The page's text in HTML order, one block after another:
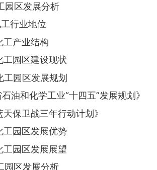
园区发展分析
行业地位
工产业结构
园区建设现状
工园区发展规划
石油和化学工业“十四五”发展规划》
天保卫战三年行动计划》
工园区发展优势
园区发展展望
园区发展分析